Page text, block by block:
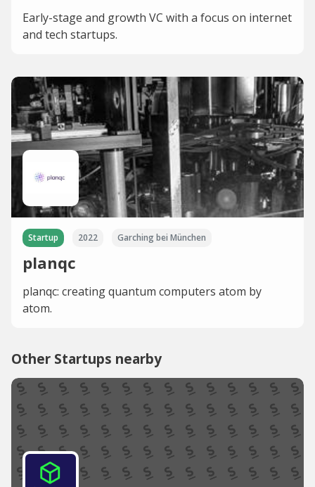
Early-stage and growth VC with a focus on internet
and tech startups.
Startup 2022 Garching bei München
planqc
planqc: creating quantum computers atom by
atom.
Other Startups nearby